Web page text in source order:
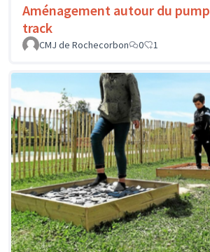
Aménagement autour du pump
track
CMJ de Rochecorbon
0 1